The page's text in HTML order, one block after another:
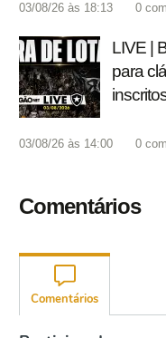
03/08/26 às 18:13 0
LIVE |
para
03/08/26 às 14:00 0
Comentários